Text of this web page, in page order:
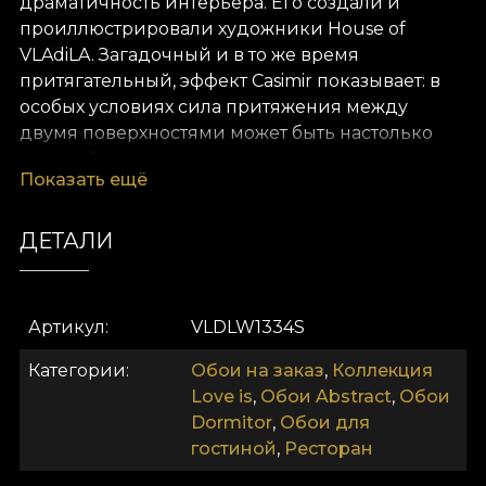
проиллюстрировали художники House of
VLAdiLA. Загадочный и в то же время
притягательный, эффект Casimir показывает: в
особых условиях сила притяжения между
двумя поверхностями может быть настолько
физики. Это даёт представление о тонкости и
Вселенной. Наши художники представили две
узоры обрамляют эти две композиционные
плоскости. Цветовая палитра — всего один
контраст: белое и чёрное. Классическая
светотеневая гамма, не требующая
представлений. В этих обоях всё просто и
интуитивно. Если вас он привлекает, возможно,
вы тоже — жертва эффекта Casimir. Мы
Показать ещё
ДЕТАЛИ
Артикул VLDLW1334S
Категории Обои на заказ, Коллекция
Love is, Обои Abstract, Обои
Dormitor, Обои для
гостиной, Ресторан